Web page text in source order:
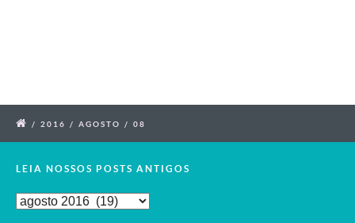
/ 2016 / AGOSTO / 08
LEIA NOSSOS POSTS ANTIGOS
Leia